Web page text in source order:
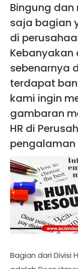
Bingung
saja bagian
di
Kebanyakan
sebenarnya
terdapat
kami ingin
gambaran
HR di
Bagian dari Divisi